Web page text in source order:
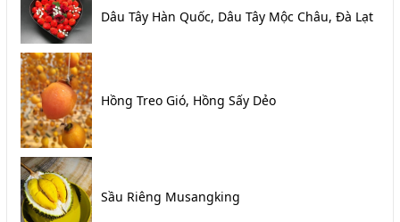
Dâu Tây Hàn Quốc, Dâu Tây Mộc Châu, Đà Lạt
Hồng Treo Gió, Hồng Sấy Dẻo
Sầu Riêng Musangking